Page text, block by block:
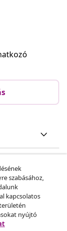
szabásához,
kapcsolatos
nyújtó